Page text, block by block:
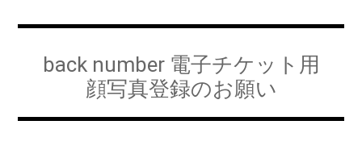
back number 電子チケット用
顔写真登録のお願い